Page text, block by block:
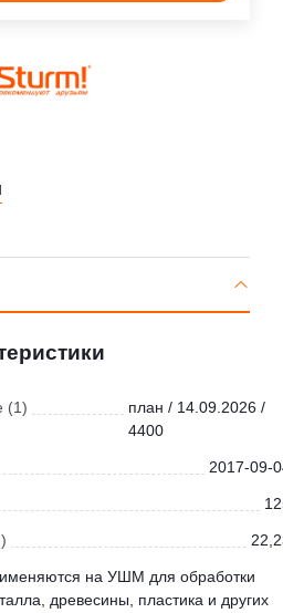
(1)
план / 14.09.2026 /
4400
2017-09-
на УШМ для обработки
древесины, пластика и других